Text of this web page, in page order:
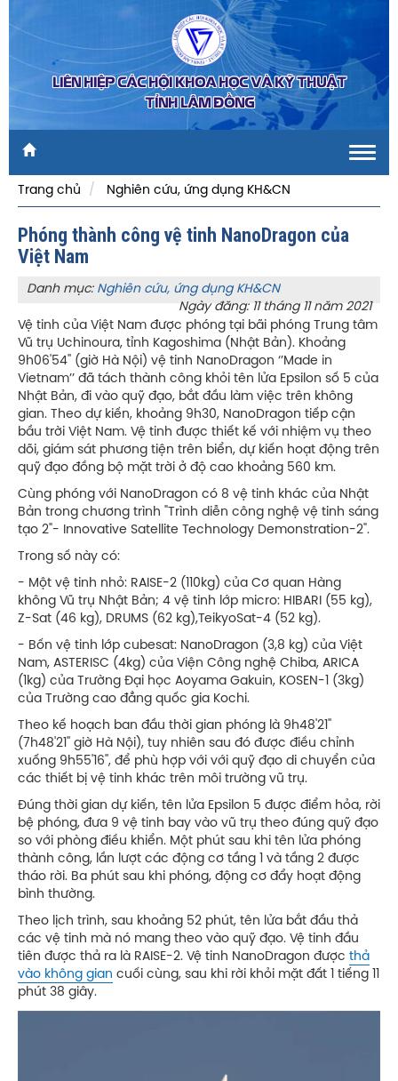
LIÊN HIỆP CÁC HỘI KHOA HỌC VÀ KỸ THUẬT
TỈNH LÂM ĐỒNG
Trang chủ
Nghiên cứu, ứng dụng KH&CN
Phóng thành công vệ tinh NanoDragon của
Việt Nam
Danh mục: Nghiên cứu, ứng dụng KH&CN
Ngày đăng: 11 tháng 11 năm 2021
Vệ tinh của Việt Nam được phóng tại bãi phóng Trung tâm
Vũ trụ Uchinoura, tỉnh Kagoshima (Nhật Bản). Khoảng
9h06'54'' (giờ Hà Nội) vệ tinh NanoDragon ‘’Made in
Vietnam’’ đã tách thành công khỏi tên lửa Epsilon số 5 của
Nhật Bản, đi vào quỹ đạo, bắt đầu làm việc trên không
gian. Theo dự kiến, khoảng 9h30, NanoDragon tiếp cận
bầu trời Việt Nam. Vệ tinh được thiết kế với nhiệm vụ theo
dõi, giám sát phương tiện trên biển, dự kiến hoạt động trên
quỹ đạo đồng bộ mặt trời ở độ cao khoảng 560 km.
Cùng phóng với NanoDragon có 8 vệ tinh khác của Nhật
Bản trong chương trình "Trình diễn công nghệ vệ tinh sáng
tạo 2"- Innovative Satellite Technology Demonstration-2".
Trong số này có:
- Một vệ tinh nhỏ: RAISE-2 (110kg) của Cơ quan Hàng
không Vũ trụ Nhật Bản; 4 vệ tinh lớp micro: HIBARI (55 kg),
Z-Sat (46 kg), DRUMS (62 kg),TeikyoSat-4 (52 kg).
- Bốn vệ tinh lớp cubesat: NanoDragon (3,8 kg) của Việt
Nam, ASTERISC (4kg) của Viện Công nghệ Chiba, ARICA
(1kg) của Trường Đại học Aoyama Gakuin, KOSEN-1 (3kg)
của Trường cao đẳng quốc gia Kochi.
Theo kế hoạch ban đầu thời gian phóng là 9h48'21''
(7h48'21'' giờ Hà Nội), tuy nhiên sau đó được điều chỉnh
xuống 9h55'16'', để phù hợp với với quỹ đạo di chuyển của
các thiết bị vệ tinh khác trên môi trường vũ trụ.
Đúng thời gian dự kiến, tên lửa Epsilon 5 được điểm hỏa, rời
bệ phóng, đưa 9 vệ tinh bay vào vũ trụ theo đúng quỹ đạo
so với phòng điều khiển. Một phút sau khi tên lửa phóng
thành công, lần lượt các động cơ tầng 1 và tầng 2 được
tháo rời. Ba phút sau khi phóng, động cơ đẩy hoạt động
bình thường.
Theo lịch trình, sau khoảng 52 phút, tên lửa bắt đầu thả
các vệ tinh mà nó mang theo vào quỹ đạo. Vệ tinh đầu
tiên được thả ra là RAISE-2. Vệ tinh NanoDragon được thả
vào không gian cuối cùng, sau khi rời khỏi mặt đất 1 tiếng 11
phút 38 giây.